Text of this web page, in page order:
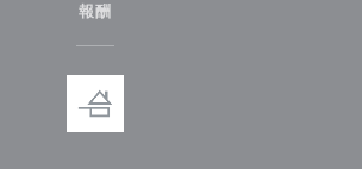
報酬